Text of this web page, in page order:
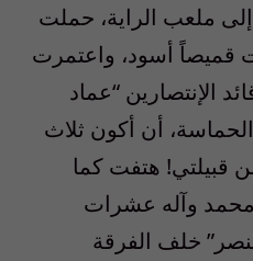
ملعب الراية، حملت
قميصاً أسود، واعتمرت
الإنتصارين “عماد
أن أكون ثلاث
قبيلتي! هتفت كما
وآله عشرات
خلف الفرقة